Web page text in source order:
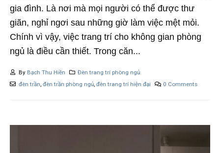
gia đình. Là nơi mà mọi người có thể được thư
giãn, nghỉ ngơi sau những giờ làm việc mệt mỏi.
Chính vì vậy, việc trang trí cho không gian phòng
ngủ là điều cần thiết. Trong căn...
By Bạch Thu Hiền
Đèn trang trí phòng ngủ
đèn trần đèn trần phòng ngủ, đèn trang trí hiện đại 0 Comments